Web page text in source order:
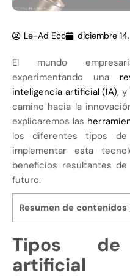
Le-Ad Eco diciembre
El mundo
experimentando una
inteligencia artificial (IA), y
camino hacia la
explicaremos las
los diferentes tipos de
implementar esta
beneficios resultantes
futuro.
Resumen de contenidos
Tipos de
artificial